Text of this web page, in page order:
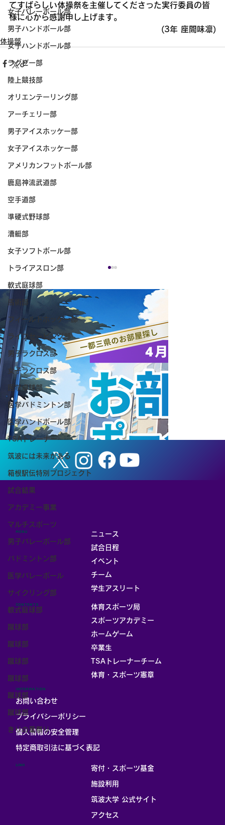
女子バレーボール部
男子ハンドボール部
女子ハンドボール部
ラグビー部
陸上競技部
オリエンテーリング部
アーチェリー部
男子アイスホッケー部
女子アイスホッケー部
アメリカンフットボール部
鹿島神流武道部
空手道部
準硬式野球部
漕艇部
女子ソフトボール部
トライアスロン部
軟式庭球部
馬術部
フィールドホッケー部
ライフセービング部
男子ラクロス部
女子ラクロス部
医学卓球部
医学バドミントン部
医学ハンドボール部
TSAトレーナー
筑波には未来がある
箱根駅伝特別プロジェクト
試合結果
アカデミー事業
マルチスポーツ
男子バレーボール部
バドミントン部
医学バレーボール
サイクリング部
軟式庭球部
蹴球部
蹴球部
蹴球部
蹴球部
蹴球部
蹴球部
きりの葉祭り
てすばらしい体操祭を主催してくださった実行委員の皆
様に心から感謝申し上げます。
(3年 座間味凛)
体操部
第31回つくば体操フェスティバル
ニュース
試合日程
イベント
チーム
学生アスリート
MENU
体育スポーツ局
スポーツアカデミー
ホームゲーム
卒業生
TSAトレーナーチーム
体育・スポーツ憲章
CONTENTS
寄付・スポーツ基金
施設利用
筑波大学 公式サイト
アクセス
LINK
INFORMATION
お問い合わせ
プライバシーポリシー
個人情報の安全管理
​特定商取引法に基づく表記